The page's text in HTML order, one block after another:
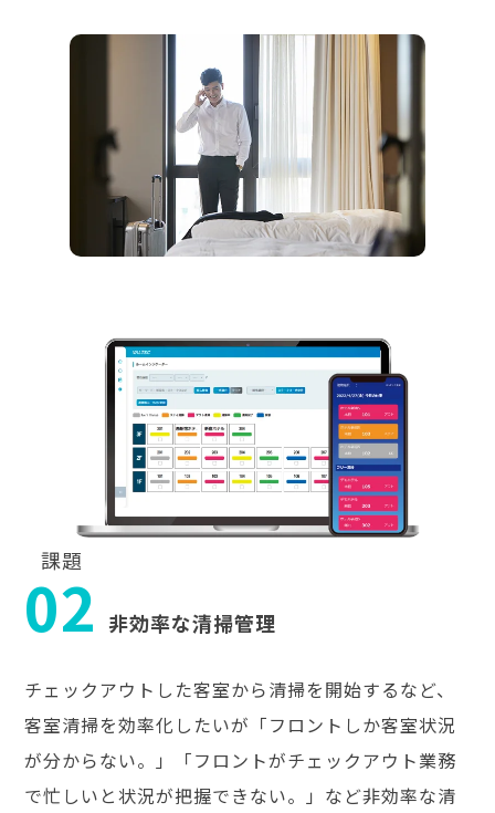
課題
02 非効率な清掃管理
チェックアウトした客室から清掃を開始するなど、
客室清掃を効率化したいが「フロントしか客室状況
が分からない。」「フロントがチェックアウト業務
で忙しいと状況が把握できない。」など非効率な清